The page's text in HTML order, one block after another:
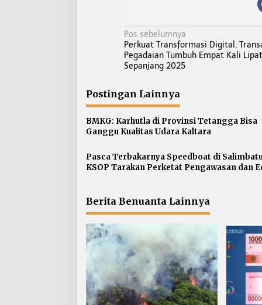
N
a
v
g
a
s
i
p
o
Pos sebelumnya
Perkuat Transformasi Digital,
Pegadaian Tumbuh Empat Kali Lipat
Sepanjang 2025
Postingan Lainnya
BMKG: Karhutla di Provinsi Tetangga Bisa
Ganggu Kualitas Udara Kaltara
Pasca Terbakarnya Speedboat di
KSOP Tarakan Perketat Pengawasan dan
Berita Benuanta Lainnya